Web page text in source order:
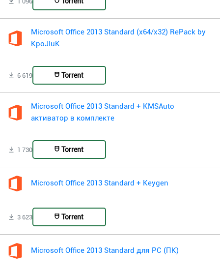
Microsoft Office 2013 Standard (x64/x32) RePack by
KpoJIuK
6 619 Torrent
Microsoft Office 2013 Standard + KMSAuto
активатор в комплекте
1 730 Torrent
Microsoft Office 2013 Standard + Keygen
3 623 Torrent
Microsoft Office 2013 Standard для PC (ПК)